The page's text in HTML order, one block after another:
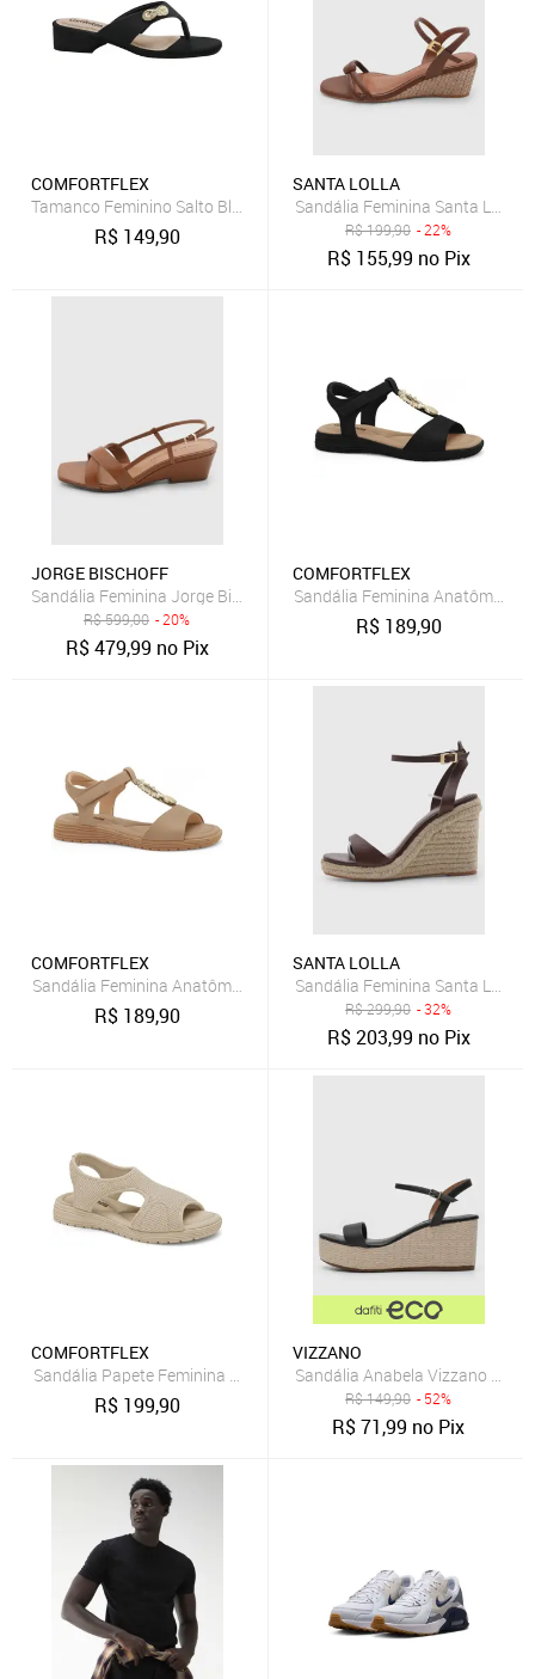
COMFORTFLEX
Tamanco Feminino Salto Bloco Comfortflex 2655404 - Preto
R$ 149,90
SANTA LOLLA
Sandália Feminina Santa Lolla
R$199,90 - 22%
R$ 155,99 no Pix
JORGE BISCHOFF
Sandália Feminina Jorge Bischoff Couro Salto Médio Caramelo
R$599,00 - 20%
R$479,99 no Pix
COMFORTFLEX
Sandália Feminina Anatômica
R$ 189,90
COMFORTFLEX
Sandália Feminina Anatômica Comfortflex 2651403 - Caqui
R$ 189,90
SANTA LOLLA
Sandália Feminina Santa Lolla
R$299,90 - 32%
R$203,99 no Pix
COMFORTFLEX
Sandália Papete Feminina Comfortflex 2551302 - Almond
R$ 199,90
VIZZANO
Sandália Anabela Vizzano
R$149,90 - 52%
R$71,99 no Pix